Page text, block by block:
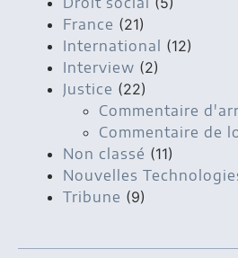
France (21)
International (12)
Interview (2)
Justice (22)
Commentaire
Commentaire de
Non classé (11)
Nouvelles
Tribune (9)